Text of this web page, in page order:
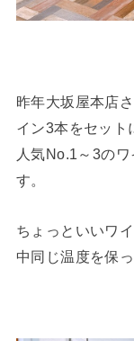
昨年大坂屋本店
イン3本をセット
人気No.1～3の
す。
ちょっといいワ
中同じ温度を保